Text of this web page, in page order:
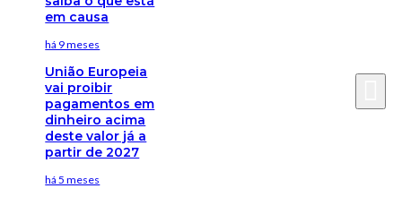
em causa
há 9 meses
União Europeia
vai proibir
pagamentos em
dinheiro acima
deste valor já a
partir de 2027
há 5 meses